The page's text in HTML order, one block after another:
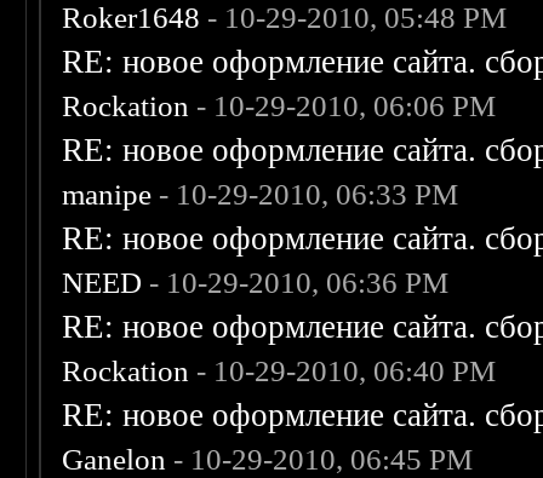
Roker1648 - 10-29-2010, 05:48 PM
RE: новое оформление сайта.
Rockation - 10-29-2010, 06:06 PM
RE: новое оформление сайта.
manipe - 10-29-2010, 06:33 PM
RE: новое оформление сайта.
NEED - 10-29-2010, 06:36 PM
RE: новое оформление сайта.
Rockation - 10-29-2010, 06:40 PM
RE: новое оформление сайта.
Ganelon - 10-29-2010, 06:45 PM